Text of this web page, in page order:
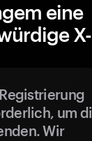
eine
um
Wir